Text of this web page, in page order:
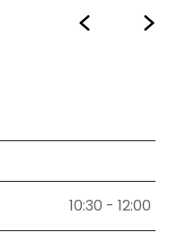
10:30 - 12:00